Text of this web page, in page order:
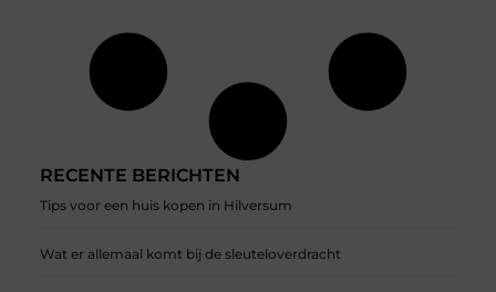
RECENTE BERICHTEN
Tips voor een huis kopen in Hilversum
Wat er allemaal komt bij de sleuteloverdracht